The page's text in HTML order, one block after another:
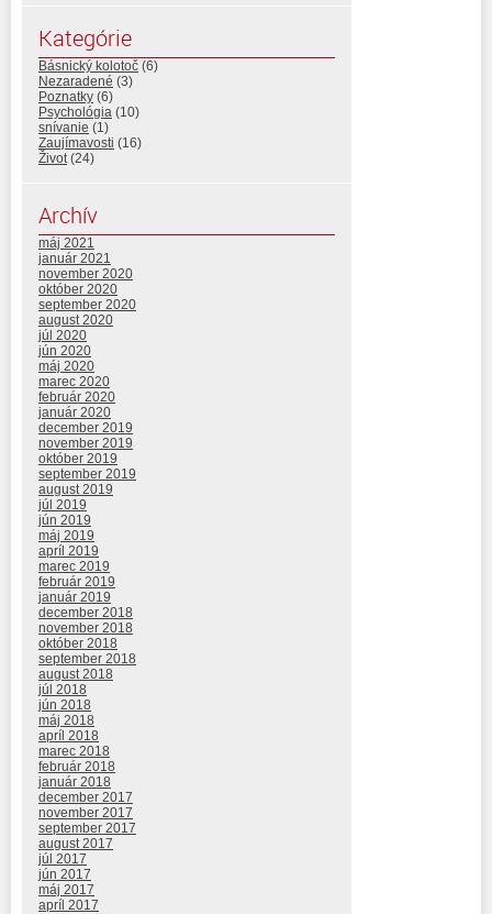
Kategórie
Básnický kolotoč (6)
Nezaradené (3)
Poznatky (6)
Psychológia (10)
snívanie (1)
Zaujímavosti (16)
Život (24)
Archív
máj 2021
január 2021
november 2020
október 2020
september 2020
august 2020
júl 2020
jún 2020
máj 2020
marec 2020
február 2020
január 2020
december 2019
november 2019
október 2019
september 2019
august 2019
júl 2019
jún 2019
máj 2019
apríl 2019
marec 2019
február 2019
január 2019
december 2018
november 2018
október 2018
september 2018
august 2018
júl 2018
jún 2018
máj 2018
apríl 2018
marec 2018
február 2018
január 2018
december 2017
november 2017
september 2017
august 2017
júl 2017
jún 2017
máj 2017
apríl 2017